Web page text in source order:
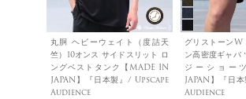
丸胴 ヘビーウェイト（度詰天
竺）10オンス サイドスリット ロ
ングベストタンク【MADE IN
JAPAN】『日本製』/ Upscape
Audience
グリストーンW
ン高密度ギャバ
ジーショー
JAPAN】『日
Audience